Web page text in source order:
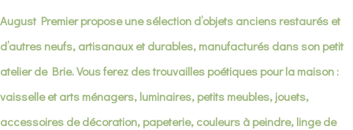
August Premier propose une sélection d’objets anciens restaurés et
d’autres neufs, artisanaux et durables, manufacturés dans son petit
atelier de Brie. Vous ferez des trouvailles poétiques pour la maison :
vaisselle et arts ménagers, luminaires, petits meubles, jouets,
accessoires de décoration, papeterie, couleurs à peindre, linge de